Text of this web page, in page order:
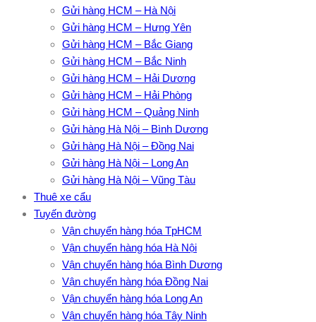
Gửi hàng HCM – Hà Nội
Gửi hàng HCM – Hưng Yên
Gửi hàng HCM – Bắc Giang
Gửi hàng HCM – Bắc Ninh
Gửi hàng HCM – Hải Dương
Gửi hàng HCM – Hải Phòng
Gửi hàng HCM – Quảng Ninh
Gửi hàng Hà Nội – Bình Dương
Gửi hàng Hà Nội – Đồng Nai
Gửi hàng Hà Nội – Long An
Gửi hàng Hà Nội – Vũng Tàu
Thuê xe cẩu
Tuyến đường
Vận chuyển hàng hóa TpHCM
Vận chuyển hàng hóa Hà Nội
Vận chuyển hàng hóa Bình Dương
Vận chuyển hàng hóa Đồng Nai
Vận chuyển hàng hóa Long An
Vận chuyển hàng hóa Tây Ninh